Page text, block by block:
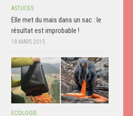
ASTUCES
Elle met du mais dans un sac : le
résultat est improbable !
18 MARS 2015
ECOLOGIE